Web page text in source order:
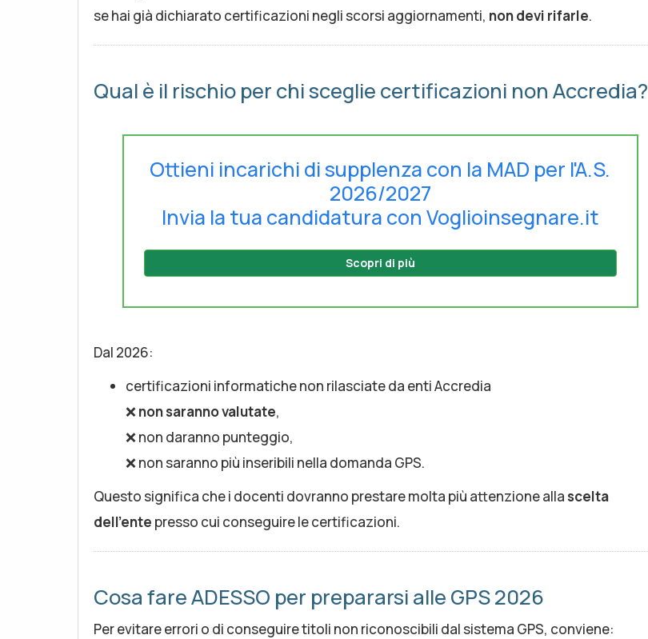
se hai già dichiarato certificazioni negli scorsi aggiornamenti, non devi rifarle.
Qual è il rischio per chi sceglie certificazioni non Accredia?
Ottieni incarichi di supplenza con la MAD per l'A.S.
2026/2027
Invia la tua candidatura con Voglioinsegnare.it
Scopri di più
Dal 2026:
certificazioni informatiche non rilasciate da enti Accredia
❌non saranno valutate,
❌ non daranno punteggio,
❌ non saranno più inseribili nella domanda GPS.
Questo significa che i docenti dovranno prestare molta più attenzione alla scelta
dell’ente presso cui conseguire le certificazioni.
Cosa fare ADESSO per prepararsi alle GPS 2026
Per evitare errori o di conseguire titoli non riconoscibili dal sistema GPS, conviene: